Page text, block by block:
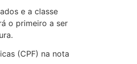
e a classe
o primeiro a ser
(CPF) na nota